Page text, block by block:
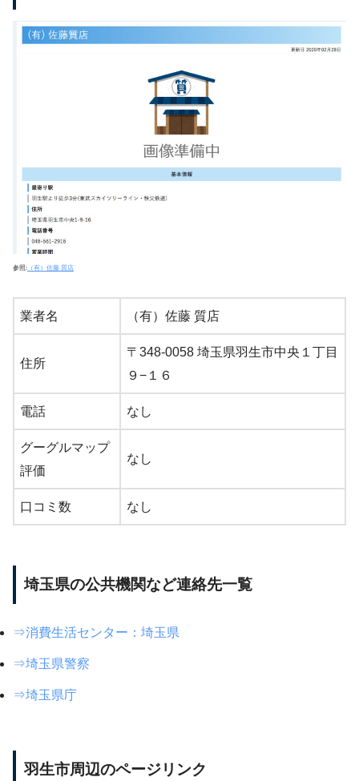
参照: （有）佐藤 質店
業者名 （有）佐藤 質店
住所
〒348-0058 埼玉県羽生市中央１丁目
９−１６
電話 なし
グーグルマップ
評価
なし
口コミ数 なし
埼玉県の公共機関など連絡先一覧
⇒消費生活センター：埼玉県
⇒埼玉県警察
⇒埼玉県庁
羽生市周辺のページリンク